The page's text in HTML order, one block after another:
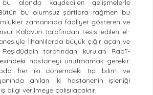
bu alanda kaydedilen gelişmelerle
bu olumsuz şartlara rağmen bu
zamanında faaliyet gösteren ve
Kalavun tarafından tesis edilen el-
İlhanlılarda büyük çığır açan ve
Reşidüddin tarafından kurulan Rab'î-
hastaneyi unutmamak gerekir.
her iki dönemdeki tıp bilim ve
anılan iki hastanenin işlerliği
bilgi verilmeye çalışılacaktır.